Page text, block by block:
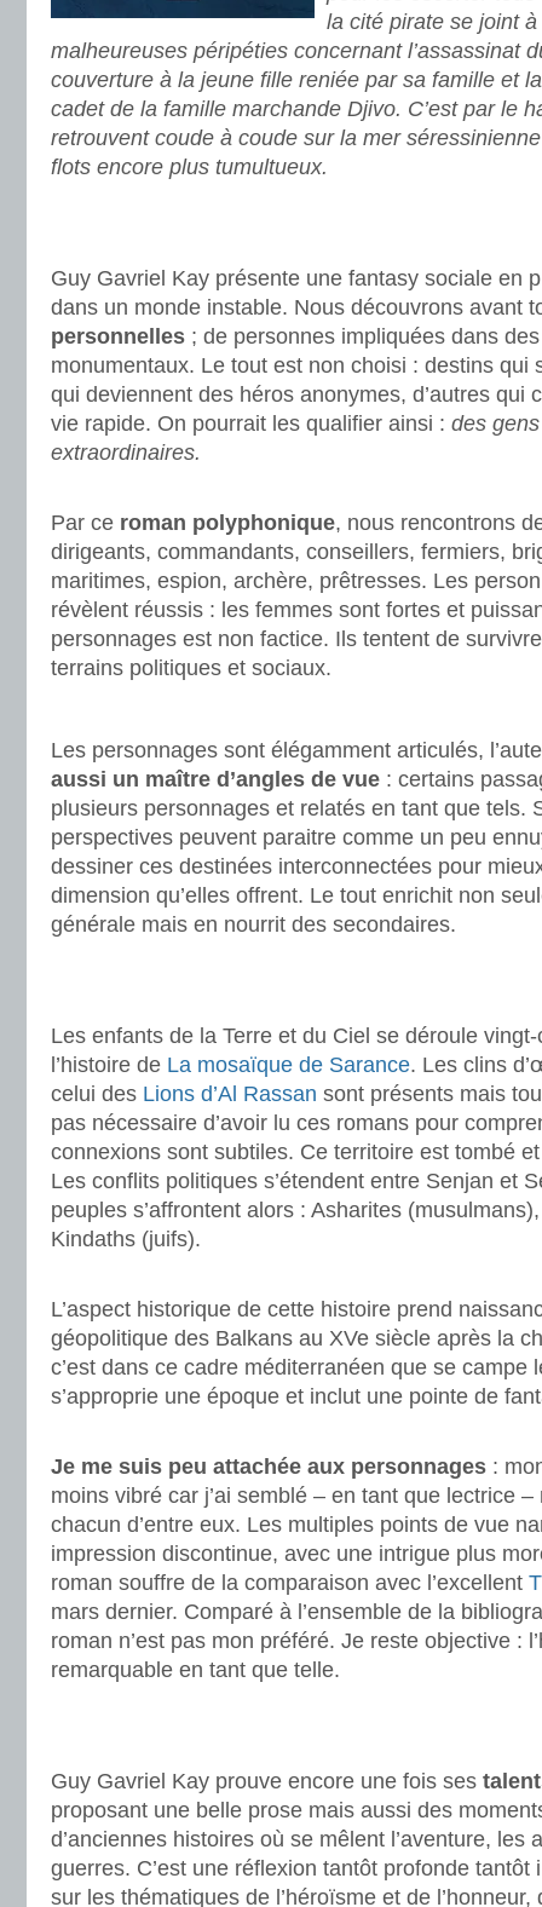
la cité pirate se joint
malheureuses péripéties concernant l’assassinat
couverture à la jeune fille reniée par sa famille et
cadet de la famille marchande Djivo. C’est par le
retrouvent coude à coude sur la mer
flots encore plus tumultueux.
Guy Gavriel Kay présente une fantasy sociale en
dans un monde instable. Nous découvrons avant
personnelles ; de personnes impliquées dans
monumentaux. Le tout est non choisi : destins qui
qui deviennent des héros anonymes, d’autres qui
vie rapide. On pourrait les qualifier ainsi : des
extraordinaires.
Par ce roman polyphonique, nous rencontrons
dirigeants, commandants, conseillers, fermiers,
maritimes, espion, archère, prêtresses. Les
révèlent réussis : les femmes sont fortes et
personnages est non factice. Ils tentent de
terrains politiques et sociaux.
Les personnages sont élégamment articulés,
aussi un maître d’angles de vue : certains
plusieurs personnages et relatés en tant que tels.
perspectives peuvent paraitre comme un peu
dessiner ces destinées interconnectées pour
dimension qu’elles offrent. Le tout enrichit non
générale mais en nourrit des secondaires.
Les enfants de la Terre et du Ciel se déroule
l’histoire de La mosaïque de Sarance. Les clins
celui des Lions d’Al Rassan sont présents mais
pas nécessaire d’avoir lu ces romans pour
connexions sont subtiles. Ce territoire est tombé
Les conflits politiques s’étendent entre Senjan et
peuples s’affrontent alors : Asharites
Kindaths (juifs).
L’aspect historique de cette histoire prend
géopolitique des Balkans au XVe siècle après la
c’est dans ce cadre méditerranéen que se campe
s’approprie une époque et inclut une pointe de
Je me suis peu attachée aux personnages :
moins vibré car j’ai semblé – en tant que lectrice
chacun d’entre eux. Les multiples points de vue
impression discontinue, avec une intrigue plus
roman souffre de la comparaison avec l’excellent
mars dernier. Comparé à l’ensemble de la
roman n’est pas mon préféré. Je reste objective :
remarquable en tant que telle.
Guy Gavriel Kay prouve encore une fois ses
proposant une belle prose mais aussi des
d’anciennes histoires où se mêlent l’aventure, les
guerres. C’est une réflexion tantôt profonde
sur les thématiques de l’héroïsme et de l’honneur,